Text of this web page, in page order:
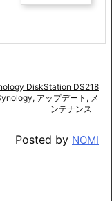
DiskStation DS218
, アップデート , メ
ンテナンス
Posted by NOMI